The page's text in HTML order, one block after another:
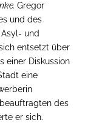
Gregor
und des
und
entsetzt über
einer Diskussion
eine
des
er sich.